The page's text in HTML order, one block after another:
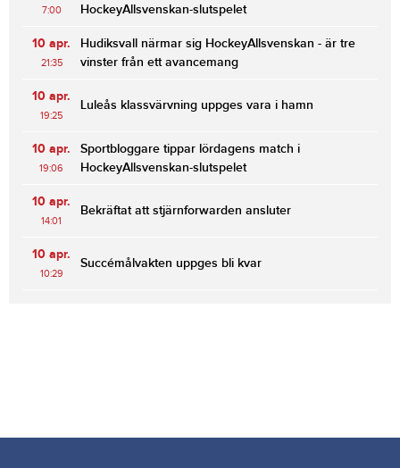
7:00
HockeyAllsvenskan-slutspelet
10 apr.
21:35
Hudiksvall närmar sig HockeyAllsvenskan - är tre
vinster från ett avancemang
10 apr.
19:25
Luleås klassvärvning uppges vara i hamn
10 apr.
19:06
Sportbloggare tippar lördagens match i
HockeyAllsvenskan-slutspelet
10 apr.
14:01
Bekräftat att stjärnforwarden ansluter
10 apr.
10:29
Succémålvakten uppges bli kvar